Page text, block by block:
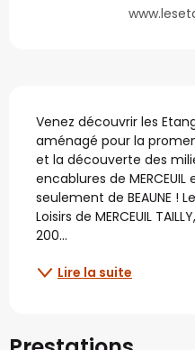
Description
Venez découvrir les
aménagé pour la
et la découverte des
encablures de
seulement de BEAUNE !
Loisirs de MERCEUIL
200...
Lire la suite